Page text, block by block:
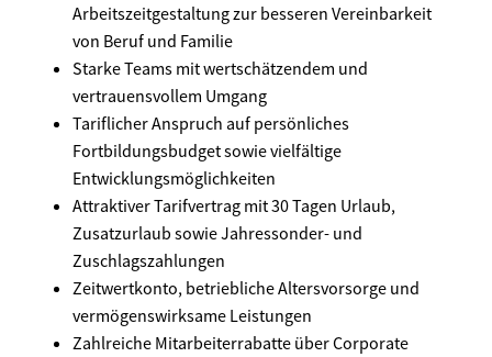
Arbeitszeitgestaltung zur besseren Vereinbarkeit
von Beruf und Familie
Starke Teams mit wertschätzendem und
vertrauensvollem Umgang
Tariflicher Anspruch auf persönliches
Fortbildungsbudget sowie vielfältige
Entwicklungsmöglichkeiten
Attraktiver Tarifvertrag mit 30 Tagen Urlaub,
Zusatzurlaub sowie Jahressonder- und
Zuschlagszahlungen
Zeitwertkonto, betriebliche Altersvorsorge und
vermögenswirksame Leistungen
Zahlreiche Mitarbeiterrabatte über Corporate